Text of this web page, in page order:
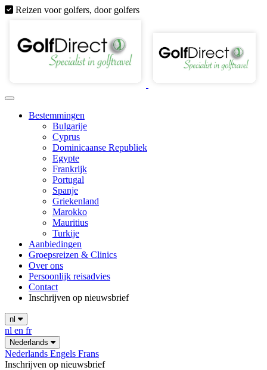
Reizen voor golfers, door golfers
Bestemmingen
Bulgarije
Cyprus
Dominicaanse Republiek
Egypte
Frankrijk
Portugal
Spanje
Griekenland
Marokko
Mauritius
Turkije
Aanbiedingen
Groepsreizen & Clinics
Over ons
Persoonlijk reisadvies
Contact
Inschrijven op nieuwsbrief
nl
nl en fr
Nederlands
Nederlands Engels Frans
Inschrijven op nieuwsbrief